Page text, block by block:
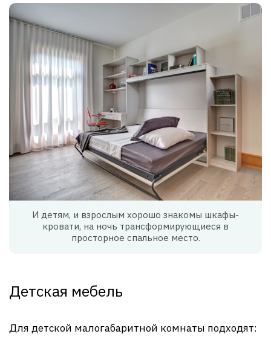
И детям, и взрослым хорошо знакомы шкафы-
кровати, на ночь трансформирующиеся в
просторное спальное место.
Детская мебель
Для детской малогабаритной комнаты подходят: